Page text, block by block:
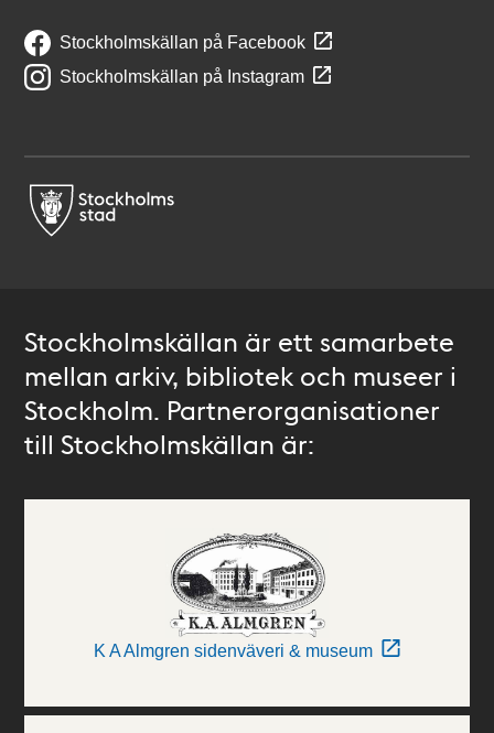
Stockholmskällan på Facebook
Stockholmskällan på Instagram
Stockholmskällan är ett samarbete
mellan arkiv, bibliotek och museer i
Stockholm. Partnerorganisationer
till Stockholmskällan är:
K A Almgren sidenväveri & museum